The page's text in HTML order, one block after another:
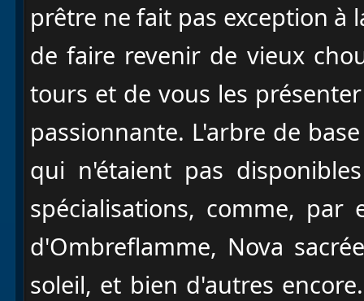
prêtre ne fait pas exception à
de faire revenir de vieux
tours et de vous les
passionnante. L'arbre de
qui n'étaient pas
spécialisations, comme, par
d'Ombreflamme, Nova
soleil, et bien d'autres